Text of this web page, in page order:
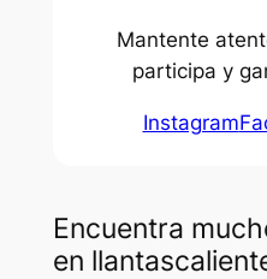
Mantente
participa y
Instagram
Encuentra
en